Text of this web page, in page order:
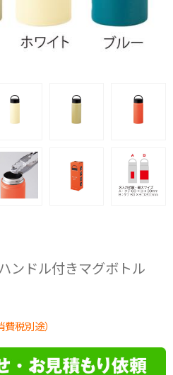
ンドル付きマグボトル
費税別途）